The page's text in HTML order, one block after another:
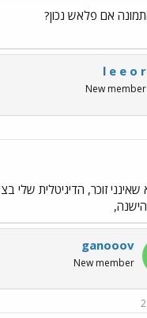
אם פלאש נכון?
l e e o r
New member
זוכר, הדיגיטלית שלי
ganooov
New member